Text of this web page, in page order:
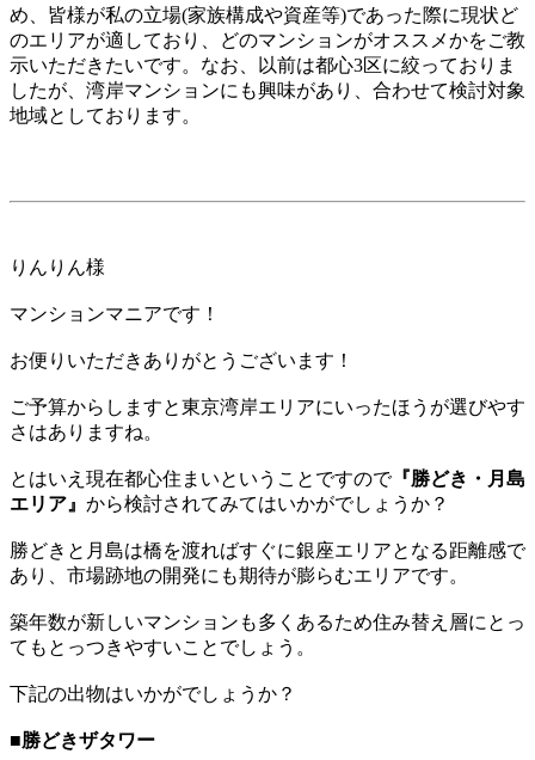
め、皆様が私の立場(家族構成や資産等)であった際に現状ど
のエリアが適しており、どのマンションがオススメかをご教
示いただきたいです。なお、以前は都心3区に絞っておりま
したが、湾岸マンションにも興味があり、合わせて検討対象
地域としております。
りんりん様
マンションマニアです！
お便りいただきありがとうございます！
ご予算からしますと東京湾岸エリアにいったほうが選びやす
さはありますね。
とはいえ現在都心住まいということですので『勝どき・月島
エリア』 から検討されてみてはいかがでしょうか？
勝どきと月島は橋を渡ればすぐに銀座エリアとなる距離感で
あり、市場跡地の開発にも期待が膨らむエリアです。
築年数が新しいマンションも多くあるため住み替え層にとっ
てもとっつきやすいことでしょう。
下記の出物はいかがでしょうか？
■勝どきザタワー